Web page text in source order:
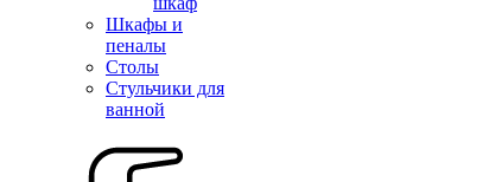
Шкафы и
пеналы
Столы
Стульчики для
ванной